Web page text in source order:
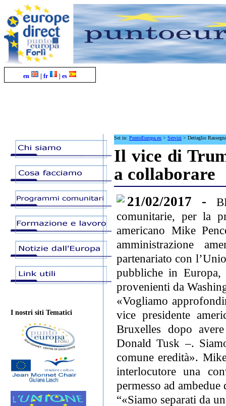
en | fr | es
I nostri siti Tematici
Sei in: PuntoEuropa.eu > Servizi > Dettaglio
Il vice di
a collaborare
21/02/2017 -
comunitarie, per la
americano Mike
amministrazione
partenariato con
pubbliche in Europa,
provenienti da
«Vogliamo
vice presidente
Bruxelles dopo
Donald Tusk –.
comune eredità».
interlocutore una
permesso ad
“«Siamo separati da